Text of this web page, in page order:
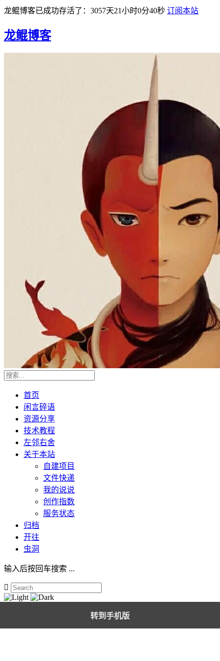
龙鲲博客已成功存活了：3057天21小时0分40秒 订阅本站
龙鲲博客
首页
闲言碎语
资源分享
技术教程
左邻右舍
关于本站
自建项目
文件快递
我的说说
创作指数
服务状态
归档
开往
虫洞
输入后按回车搜索 ...

转到手机版